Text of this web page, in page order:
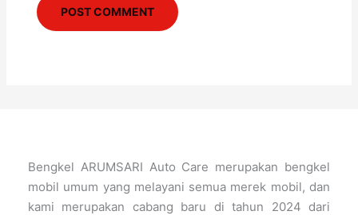
Bengkel ARUMSARI Auto Care merupakan bengkel
mobil umum yang melayani semua merek mobil, dan
kami merupakan cabang baru di tahun 2024 dari